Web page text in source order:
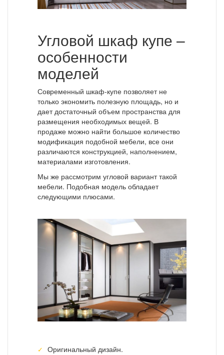
Угловой шкаф купе –
особенности
моделей
Современный шкаф-купе позволяет не
только экономить полезную площадь, но и
дает достаточный объем пространства для
размещения необходимых вещей. В
продаже можно найти большое количество
модификация подобной мебели, все они
различаются конструкцией, наполнением,
материалами изготовления.
Мы же рассмотрим угловой вариант такой
мебели. Подобная модель обладает
следующими плюсами.
Оригинальный дизайн.